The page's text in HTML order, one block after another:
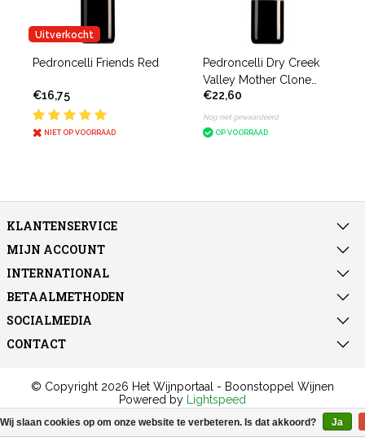
Uitverkocht
Pedroncelli Friends Red
€16,75
NIET OP VOORRAAD
Pedroncelli Dry Creek
Valley Mother Clone
Zinfandel 2022
€22,60
Nog niet gewaardeerd
OP VOORRAAD
KLANTENSERVICE
MIJN ACCOUNT
INTERNATIONAL
BETAALMETHODEN
SOCIALMEDIA
CONTACT
© Copyright 2026 Het Wijnportaal - Boonstoppel Wijnen
Powered by
Lightspeed
All rights reserved byInStijl Media
Wij slaan cookies op om onze website te verbeteren. Is dat akkoord? Ja